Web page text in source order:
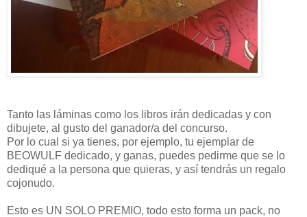
Tanto las láminas como los libros irán dedicadas y con
dibujete, al gusto del ganador/a del concurso.
Por lo cual si ya tienes, por ejemplo, tu ejemplar de
BEOWULF dedicado, y ganas, puedes pedirme que se lo
dediqué a la persona que quieras, y así tendrás un regalo
cojonudo.
Esto es UN SOLO PREMIO, todo esto forma un pack, no